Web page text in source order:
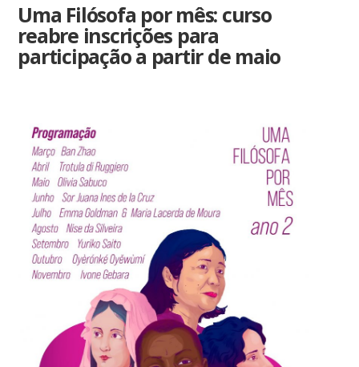
Uma Filósofa por mês: curso
reabre inscrições para
participação a partir de maio